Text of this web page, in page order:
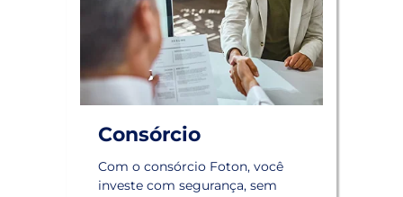
Consórcio
Com o consórcio Foton, você
investe com segurança, sem